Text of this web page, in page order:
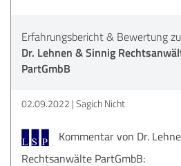
Erfahrungsbericht & Bewertung
Dr. Lehnen & Sinnig
PartGmbB
02.09.2022 Sagich Nicht
Kommentar von Dr.
Rechtsanwälte PartGmbB: